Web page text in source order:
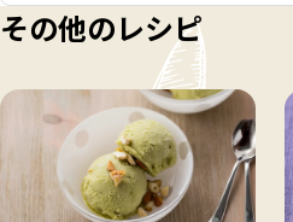
その他のレシピ